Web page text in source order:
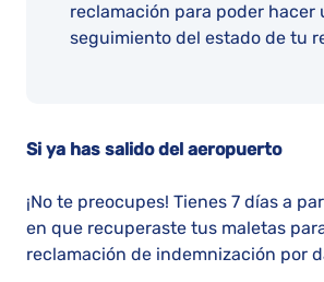
reclamación para poder hacer
seguimiento del estado de tu
Si ya has salido del aeropuerto
¡No te preocupes! Tienes 7 días a
en que recuperaste tus maletas
reclamación de indemnización por